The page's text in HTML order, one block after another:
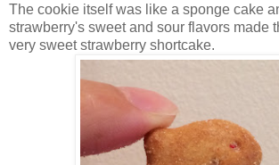
The cookie itself was like a sponge cake
strawberry's sweet and sour flavors made
very sweet strawberry shortcake.